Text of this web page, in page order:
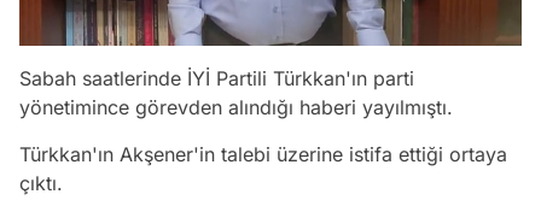
Sabah saatlerinde İYİ Partili Türkkan'ın parti
yönetimince görevden alındığı haberi yayılmıştı.
Türkkan'ın Akşener'in talebi üzerine istifa ettiği ortaya
çıktı.